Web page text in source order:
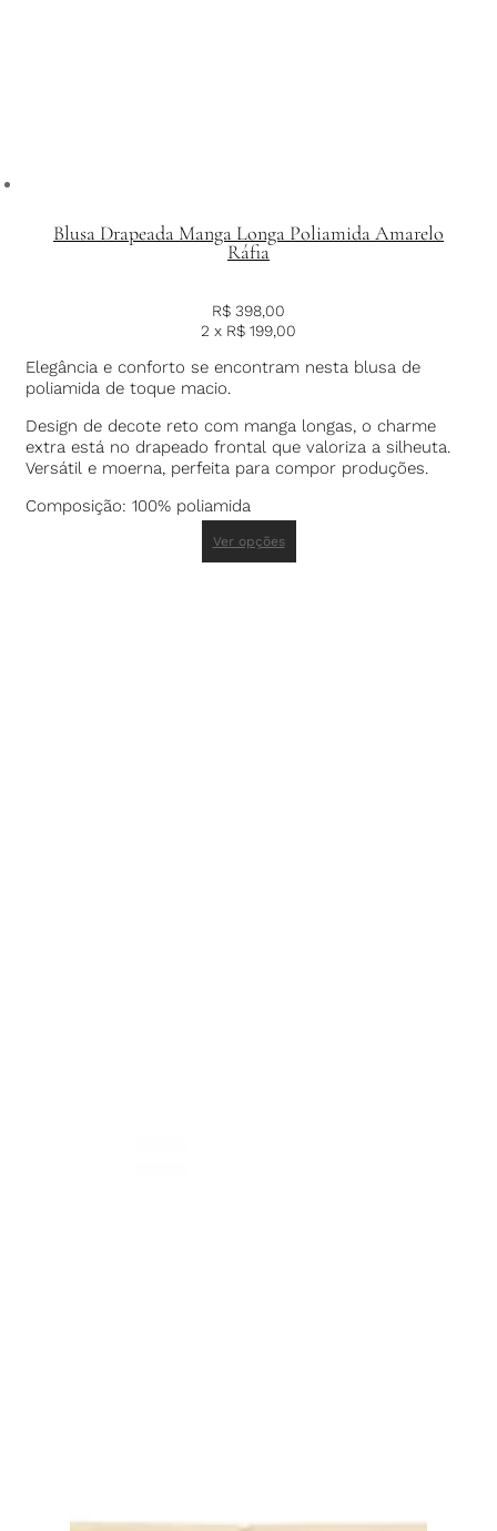
Blusa Drapeada Manga Longa Poliamida Amarelo
Ráfia
R$ 398,00
2 x R$ 199,00
Elegância e conforto se encontram nesta blusa de
poliamida de toque macio.
Design de decote reto com manga longas, o charme
extra está no drapeado frontal que valoriza a silheuta.
Versátil e moerna, perfeita para compor produções.
Composição: 100% poliamida
Ver opções